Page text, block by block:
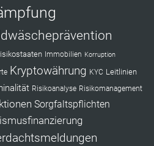
Immobilien Korruption
Kryptowährung KYC Leitlinien
Risikoanalyse Risikomanagement
Sorgfaltspflichten